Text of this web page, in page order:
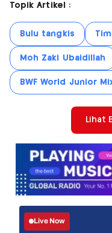
Topik Artikel :
Bulu tangkis
Moh Zaki Ubaidillah
BWF World Junior
Lihat
Live Now